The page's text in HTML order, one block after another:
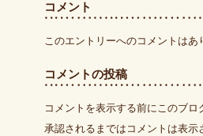
コメント
このエントリーへのコメントはあ
コメントの投稿
コメントを表示する前にこのブ
承認されるまではコメントは表